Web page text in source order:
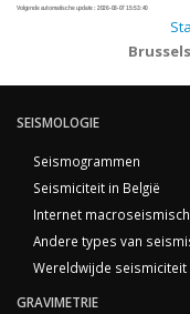
Volgende automatische update : 2026-08-07 15:53:40
SEISMOLOGIE
Seismogrammen
Seismiciteit in België
Internet
Andere types van
Wereldwijde seismiciteit
GRAVIMETRIE